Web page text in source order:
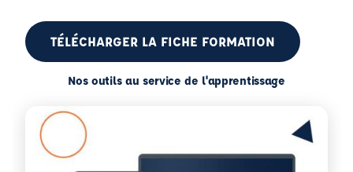
TÉLÉCHARGER LA FICHE FORMATION
Nos outils au service de l'apprentissage